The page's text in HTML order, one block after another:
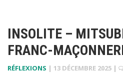
INSOLITE –
FRANC-
RÉFLEXIONS | 13 DÉCEMBRE 2025 |